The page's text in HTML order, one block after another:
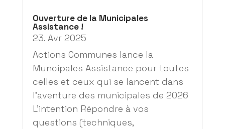
Ouverture de la Municipales
Assistance !
23. Avr 2025
Actions Communes lance la
Muncipales Assistance pour toutes
celles et ceux qui se lancent dans
l’aventure des municipales de 2026
L’intention Répondre à vos
questions (techniques,